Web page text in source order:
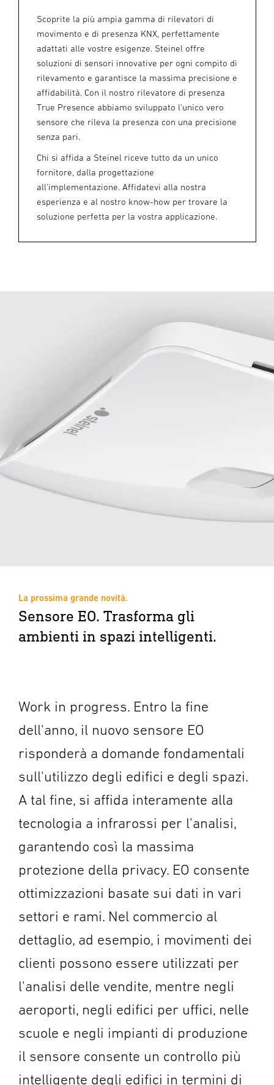
Scoprite la più ampia gamma di rilevatori di
movimento e di presenza KNX, perfettamente
adattati alle vostre esigenze. Steinel offre
soluzioni di sensori innovative per ogni compito di
rilevamento e garantisce la massima precisione e
affidabilità. Con il nostro rilevatore di presenza
True Presence abbiamo sviluppato l'unico vero
sensore che rileva la presenza con una precisione
senza pari.
Chi si affida a Steinel riceve tutto da un unico
fornitore, dalla progettazione
all'implementazione. Affidatevi alla nostra
esperienza e al nostro know-how per trovare la
soluzione perfetta per la vostra applicazione.
La prossima grande novità.
Sensore EO. Trasforma gli
ambienti in spazi intelligenti.
Work in progress. Entro la fine
dell'anno, il nuovo sensore EO
risponderà a domande fondamentali
sull'utilizzo degli edifici e degli spazi.
A tal fine, si affida interamente alla
tecnologia a infrarossi per l'analisi,
garantendo così la massima
protezione della privacy. EO consente
ottimizzazioni basate sui dati in vari
settori e rami. Nel commercio al
dettaglio, ad esempio, i movimenti dei
clienti possono essere utilizzati per
l'analisi delle vendite, mentre negli
aeroporti, negli edifici per uffici, nelle
scuole e negli impianti di produzione
il sensore consente un controllo più
intelligente degli edifici in termini di